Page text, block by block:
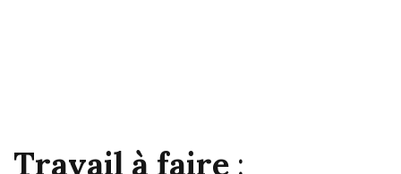
Travail à faire :